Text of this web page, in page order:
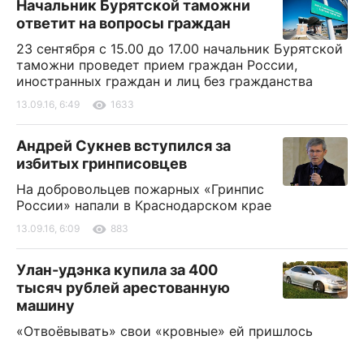
Начальник Бурятской таможни
ответит на вопросы граждан
23 сентября с 15.00 до 17.00 начальник Бурятской
таможни проведет прием граждан России,
иностранных граждан и лиц без гражданства
13.09.16, 6:49 1633
Андрей Сукнев вступился за
избитых гринписовцев
На добровольцев пожарных «Гринпис
России» напали в Краснодарском крае
13.09.16, 6:09 883
Улан-удэнка купила за 400
тысяч рублей арестованную
машину
«Отвоёвывать» свои «кровные» ей пришлось